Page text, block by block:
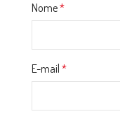
Nome*
E-mail *